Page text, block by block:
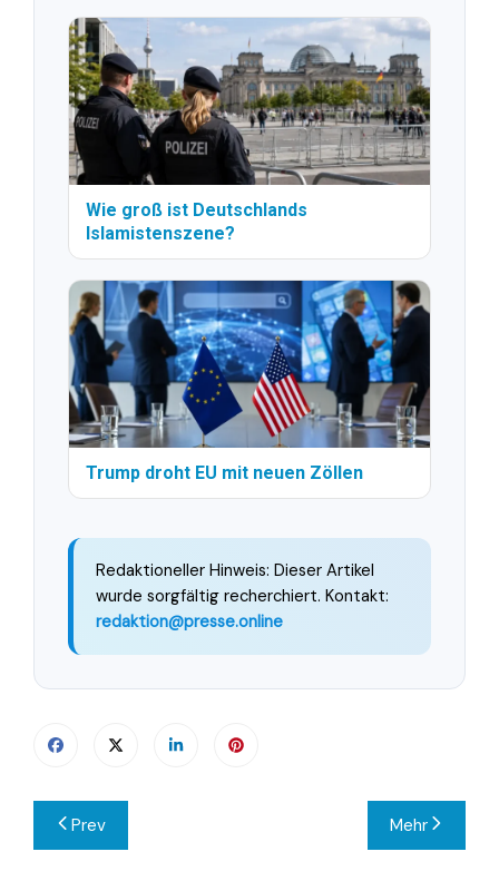
Wie groß ist Deutschlands
Islamistenszene?
Trump droht EU mit neuen Zöllen
Redaktioneller Hinweis: Dieser Artikel
wurde sorgfältig recherchiert. Kontakt:
redaktion@presse.online
Beitragsnavigation
Prev Mehr